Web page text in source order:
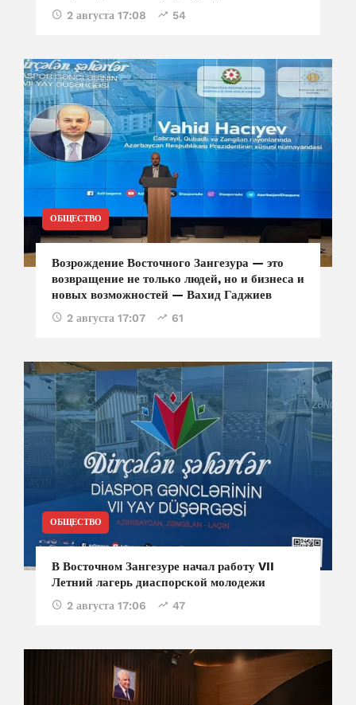
2 августа 17:08 54
ОБЩЕСТВО
Возрождение Восточного Зангезура — это
возвращение не только людей, но и бизнеса и
новых возможностей — Вахид Гаджиев
2 августа 17:07 61
ОБЩЕСТВО
В Восточном Зангезуре начал работу VII
Летний лагерь диаспорской молодежи
2 августа 17:06 47